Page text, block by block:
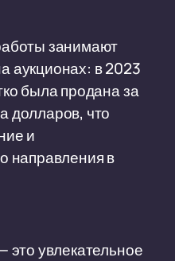
занимают
аукционах: в 2023
была продана за
долларов, что
и
направления в
это увлекательное